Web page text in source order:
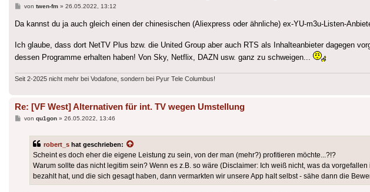
Beitrag
von twen-fm» 26.05.2022, 13:12
Da kannst du ja auch gleich einen der chinesischen (Aliexpress oder ähnliche) ex-YU-m3u-Listen-
Ich glaube, dass dort NetTV Plus bzw. die United Group aber auch RTS als Inhalteanbieter dagegen
dessen Programme erhalten haben! Von Sky, Netflix, DAZN usw. ganz zu schweigen...
Seit 2-2025 nicht mehr bei Vodafone, sondern bei Pyur Tele Columbus!
Re: [VF West] Alternativen für int. TV wegen Umstellung
Beitrag
von qu1gon» 26.05.2022, 13:46
robert_s hat geschrieben:
Scheint es doch eher die eigene Leistung zu sein, von der man (mehr?) profitieren möchte...?!?
Warum sollte das nicht legitim sein? Wenn es z.B. so wäre (Disclaimer: Ich weiß nicht, was da
bezahlt hat, und die sich gesagt haben, dann vermarkten wir unsere App halt selbst - sähe dann die